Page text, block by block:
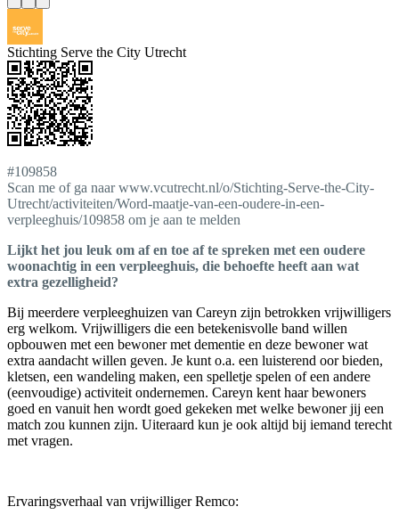
Stichting Serve the City Utrecht
#109858
Scan me of ga naar www.vcutrecht.nl/o/Stichting-Serve-the-City-
Utrecht/activiteiten/Word-maatje-van-een-oudere-in-een-
verpleeghuis/109858 om je aan te melden
Lijkt het jou leuk om af en toe af te spreken met een oudere
woonachtig in een verpleeghuis, die behoefte heeft aan wat
extra gezelligheid?
Bij meerdere verpleeghuizen van Careyn zijn betrokken vrijwilligers
erg welkom. Vrijwilligers die een betekenisvolle band willen
opbouwen met een bewoner met dementie en deze bewoner wat
extra aandacht willen geven. Je kunt o.a. een luisterend oor bieden,
kletsen, een wandeling maken, een spelletje spelen of een andere
(eenvoudige) activiteit ondernemen. Careyn kent haar bewoners
goed en vanuit hen wordt goed gekeken met welke bewoner jij een
match zou kunnen zijn. Uiteraard kun je ook altijd bij iemand terecht
met vragen.
Ervaringsverhaal van vrijwilliger Remco: